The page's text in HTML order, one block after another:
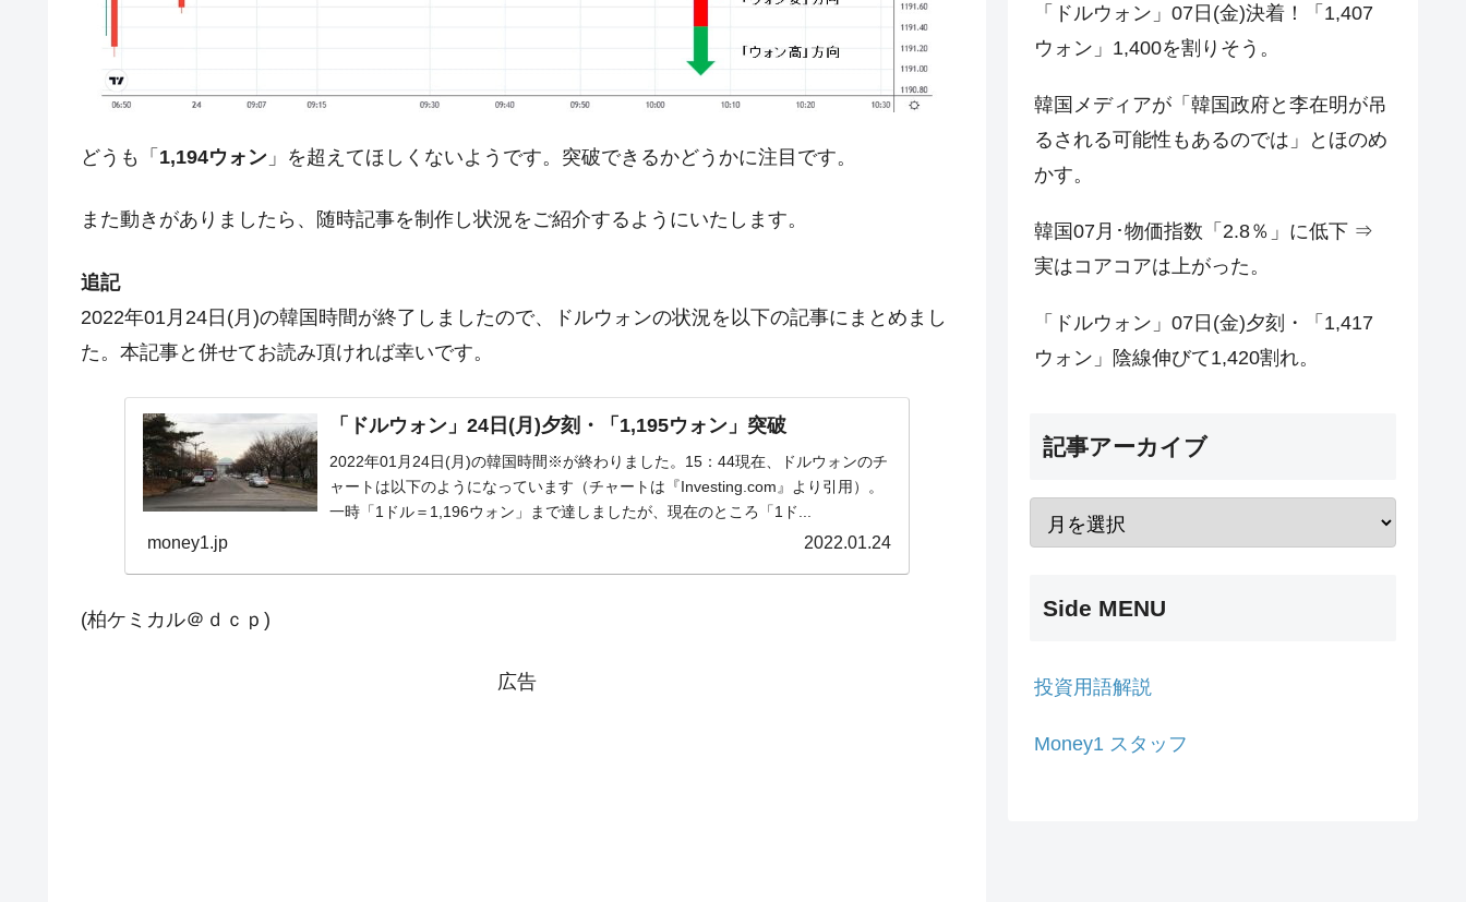
Fact1
Fact1
Fact1 発表から2日で大崩壊、鳴かず飛ばずに終わりそうなスーパーリーグとは？
Fact1
どうも「 1,194ウォン 」を超えてほしくないようです。突破できるかどうかに注目です。
また動きがありましたら、随時記事を制作し状況をご紹介するようにいたします。
追記
2022年01月24日(月)の韓国時間が終了しましたので、ドルウォンの状況を以下の記事にまとめまし
た。本記事と併せてお読み頂ければ幸いです。
「ドルウォン」24日(月)夕刻・「1,195ウォン」突破
2022年01月24日(月)の韓国時間※が終わりました。15：44現在、ドルウォンのチ
ャートは以下のようになっています（チャートは『Investing.com』より引用）。
一時「1ドル＝1,196ウォン」まで達しましたが、現在のところ「1ド...
money1.jp 2022.01.24
(柏ケミカル＠ｄｃｐ)
広告
「ドルウォン」07日(金)決着！「1,407
ウォン」1,400を割りそう。
韓国メディアが「韓国政府と李在明が吊
るされる可能性もあるのでは」とほのめ
かす。
韓国07月･物価指数「2.8％」に低下 ⇒
実はコアコアは上がった。
「ドルウォン」07日(金)夕刻・「1,417
ウォン」陰線伸びて1,420割れ。
記事アーカイブ
Side MENU
投資用語解説
Money1 スタッフ